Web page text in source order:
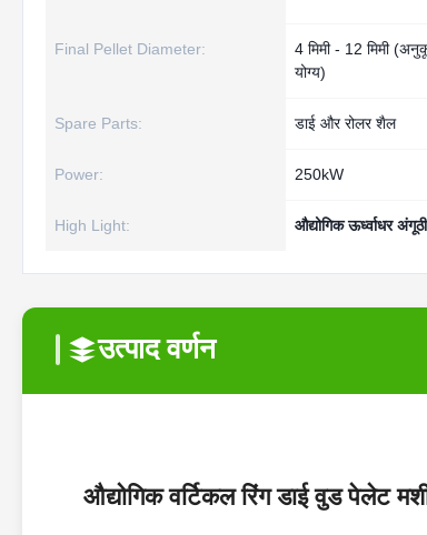
Final Pellet Diameter:
4 मिमी - 12 मिमी
योग्य)
Spare Parts: डाई और रोलर शैल
Power: 250kW
High Light: औद्योगिक ऊर्ध्वाधर
उत्पाद वर्णन
औद्योगिक वर्टिकल रिंग डाई वुड पेलेट